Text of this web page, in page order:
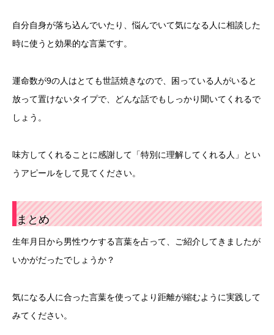
自分自身が落ち込んでいたり、悩んでいて気になる人に相談した
時に使うと効果的な言葉です。
運命数が9の人はとても世話焼きなので、困っている人がいると
放って置けないタイプで、どんな話でもしっかり聞いてくれるで
しょう。
味方してくれることに感謝して「特別に理解してくれる人」とい
うアピールをして見てください。
まとめ
生年月日から男性ウケする言葉を占って、ご紹介してきましたが
いかがだったでしょうか？
気になる人に合った言葉を使ってより距離が縮むように実践して
みてください。